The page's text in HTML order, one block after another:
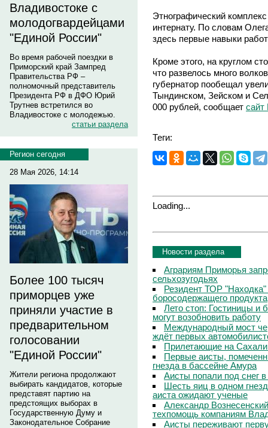
Владивостоке с
молодогвардейцами
"Единой России"
Во время рабочей поездки в
Приморский край Зампред
Правительства РФ –
полномочный представитель
Президента РФ в ДФО Юрий
Трутнев встретился во
Владивостоке с молодежью.
статьи раздела
Регион сегодня
28 Мая 2026, 14:14
Более 100 тысяч
приморцев уже
приняли участие в
предварительном
голосовании
"Единой России"
Жители региона продолжают
выбирать кандидатов, которые
представят партию на
предстоящих выборах в
Государственную Думу и
Законодательное Собрание
Этнографический
интернату. По словам
здесь первые навыки
Кроме этого, на круглом
что развелось много
губернатор пообещал
Тындинском, Зейском и
000 рублей, сообщает сайт
Теги:
Loading...
Новости раздела
Аграриям Приморья
сельхозугодьях
Резидент ТОР "Находка"
боросодержащего продукта
Лето стоп: Гостиницы и
могут возобновить работу
Международный мост
ждёт первых
Прилетающие на
Первые аисты,
гнезда в бассейне Амура
Аисты попали под снег
Шесть яиц в одном
аиста ожидают ученые
Александр
техпомощь компаниям
Аисты переживают